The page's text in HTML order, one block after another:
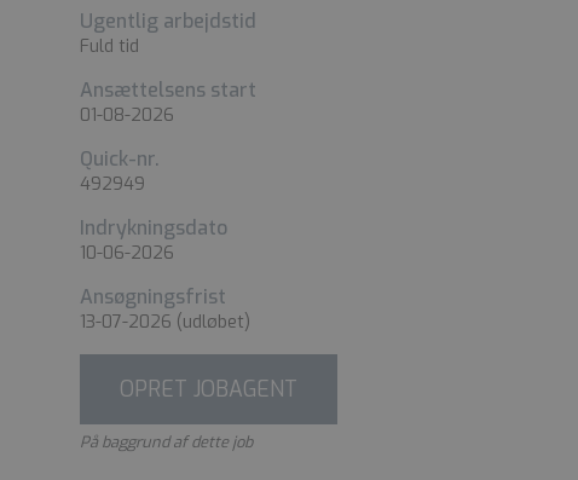
Ugentlig arbejdstid
Fuld tid
Ansættelsens start
01-08-2026
Quick-nr.
492949
Indrykningsdato
10-06-2026
Ansøgningsfrist
13-07-2026 (udløbet)
OPRET JOBAGENT
På baggrund af dette job